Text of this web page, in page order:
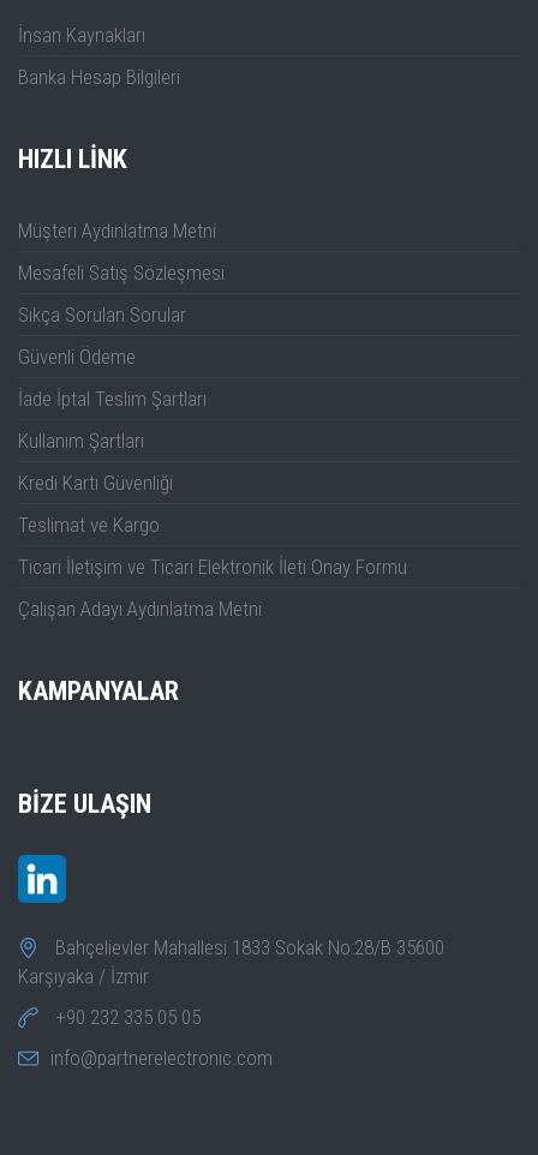
İnsan Kaynakları
Banka Hesap Bilgileri
HIZLI LINK
Müşteri Aydınlatma Metni
Mesafeli Satış Sözleşmesi
Sıkça Sorulan Sorular
Güvenli Ödeme
İade İptal Teslim Şartları
Kullanım Şartları
Kredi Kartı Güvenliği
Teslimat ve Kargo
Ticari İletişim ve Ticari Elektronik İleti Onay Formu
Çalışan Adayı Aydınlatma Metni
KAMPANYALAR
BIZE ULAŞIN
Bahçelievler Mahallesi 1833 Sokak No:28/B 35600
Karşıyaka / İzmir
+90 232 335 05 05
info@partnerelectronic.com